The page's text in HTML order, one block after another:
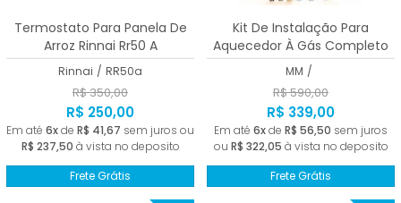
Termostato Para Panela De
Arroz Rinnai Rr50 A
Rinnai / RR50a
R$ 350,00
R$ 250,00
Em até 6xde R$ 41,67 sem juros ou
R$ 237,50 à vista no deposito
Frete Grátis
Kit De Instalação Para
Aquecedor À Gás Completo
Homologado
MM /
R$ 590,00
R$ 339,00
Em até 6xde R$ 56,50 sem juros
ou R$ 322,05 à vista no deposito
Frete Grátis